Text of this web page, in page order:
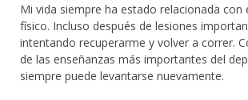
Mi vida siempre ha estado relacionada con
físico. Incluso después de lesiones
intentando recuperarme y volver a correr.
de las enseñanzas más importantes del
siempre puede levantarse nuevamente.